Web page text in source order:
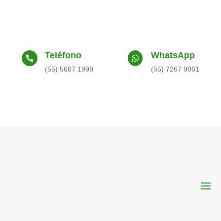
 Teléfono
(55) 5687 1998
 WhatsApp
(55) 7267 9061